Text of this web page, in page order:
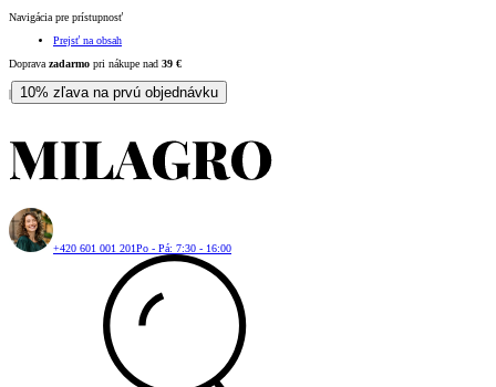
Navigácia pre prístupnosť
Prejsť na obsah
Doprava zadarmo pri nákupe nad 39 €
| 10% zľava na prvú objednávku
+420 601 001 201Po - Pá: 7:30 - 16:00